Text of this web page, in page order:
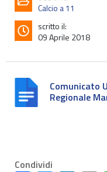
Calcio a 11
scritto il:
09 Aprile 2018
Comunicato
Regionale
Condividi